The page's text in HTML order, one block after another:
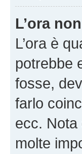
L’ora
L’ora è
potrebbe
fosse,
farlo
ecc. Nota
molte